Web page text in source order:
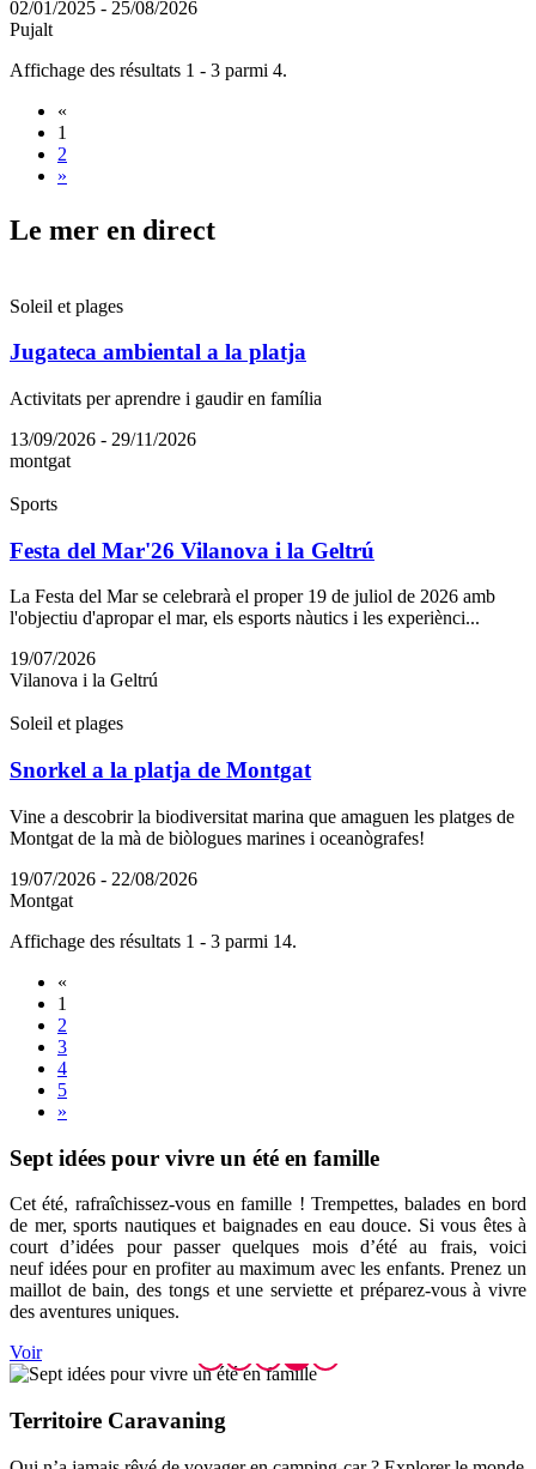
02/01/2025 - 25/08/2026
Pujalt
Affichage des résultats 1 - 3 parmi 4.
«
1
2
»
Le mer en direct
Soleil et plages
Jugateca ambiental a la platja
Activitats per aprendre i gaudir en família
13/09/2026 - 29/11/2026
montgat
Sports
Festa del Mar'26 Vilanova i la Geltrú
La Festa del Mar se celebrarà el proper 19 de juliol de 2026 amb
l'objectiu d'apropar el mar, els esports nàutics i les experiènci...
19/07/2026
Vilanova i la Geltrú
Soleil et plages
Snorkel a la platja de Montgat
Vine a descobrir la biodiversitat marina que amaguen les platges de
Montgat de la mà de biòlogues marines i oceanògrafes!
19/07/2026 - 22/08/2026
Montgat
Affichage des résultats 1 - 3 parmi 14.
«
1
2
3
4
5
»
Sept idées pour vivre un été en famille
Cet été, rafraîchissez-vous en famille ! Trempettes, balades en bord
de mer, sports nautiques et baignades en eau douce. Si vous êtes à
court d’idées pour passer quelques mois d’été au frais, voici
neuf idées pour en profiter au maximum avec les enfants. Prenez un
maillot de bain, des tongs et une serviette et préparez-vous à vivre
des aventures uniques.
Voir
Territoire Caravaning